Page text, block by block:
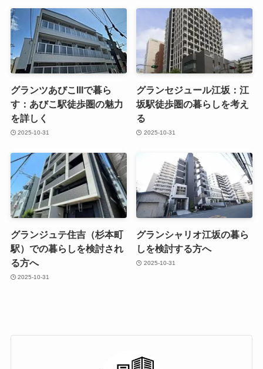
グランツあびこIIIで暮ら
す：あびこ駅徒歩圏の魅力
を詳しく
2025-10-31
グランセジュール江坂：江
坂駅徒歩圏の暮らしを考え
る
2025-10-31
グランジュテ住吉（杉本町
駅）での暮らしを検討され
る方へ
2025-10-31
グランシャリオ江坂の暮ら
しを検討する方へ
2025-10-31